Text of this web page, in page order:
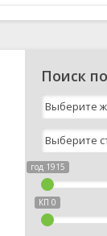
Поиск
год 1915
КП 0